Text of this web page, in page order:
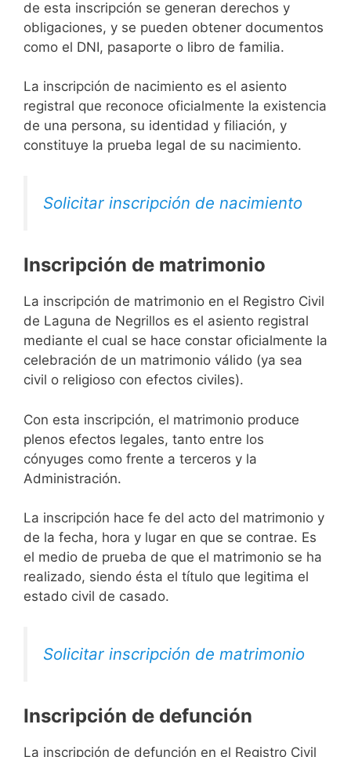
de esta inscripción se generan derechos y
obligaciones, y se pueden obtener documentos
como el DNI, pasaporte o libro de familia.
La inscripción de nacimiento es el asiento
registral que reconoce oficialmente la existencia
de una persona, su identidad y filiación, y
constituye la prueba legal de su nacimiento.
Solicitar inscripción de nacimiento
Inscripción de matrimonio
La inscripción de matrimonio en el Registro Civil
de Laguna de Negrillos es el asiento registral
mediante el cual se hace constar oficialmente la
celebración de un matrimonio válido (ya sea
civil o religioso con efectos civiles).
Con esta inscripción, el matrimonio produce
plenos efectos legales, tanto entre los
cónyuges como frente a terceros y la
Administración.
La inscripción hace fe del acto del matrimonio y
de la fecha, hora y lugar en que se contrae. Es
el medio de prueba de que el matrimonio se ha
realizado, siendo ésta el título que legitima el
estado civil de casado.
Solicitar inscripción de matrimonio
Inscripción de defunción
La inscripción de defunción en el Registro Civil